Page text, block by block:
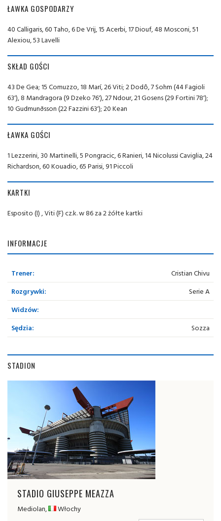
ŁAWKA GOSPODARZY
40 Calligaris, 60 Taho, 6 De Vrij, 15 Acerbi, 17 Diouf, 48 Mosconi, 51
Alexiou, 53 Lavelli
SKŁAD GOŚCI
43 De Gea; 15 Comuzzo, 18 Marí, 26 Viti; 2 Dodô, 7 Sohm (44 Fagioli
63'), 8 Mandragora (9 Dzeko 76'), 27 Ndour, 21 Gosens (29 Fortini 78');
10 Gudmunðsson (22 Fazzini 63'); 20 Kean
ŁAWKA GOŚCI
1 Lezzerini, 30 Martinelli, 5 Pongracic, 6 Ranieri, 14 Nicolussi Caviglia, 24
Richardson, 60 Kouadio, 65 Parisi, 91 Piccoli
KARTKI
Esposito (I) , Viti (F) cz.k. w 86 za 2 żółte kartki
INFORMACJE
Trener:
Cristian Chivu
Rozgrywki:
Serie A
Widzów:
Sędzia:
Sozza
STADION
STADIO GIUSEPPE MEAZZA
Mediolan, Włochy